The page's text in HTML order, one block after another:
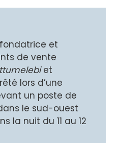
et
de vente
et
lors d’une
un poste de
le sud-ouest
la nuit du 11 au 12